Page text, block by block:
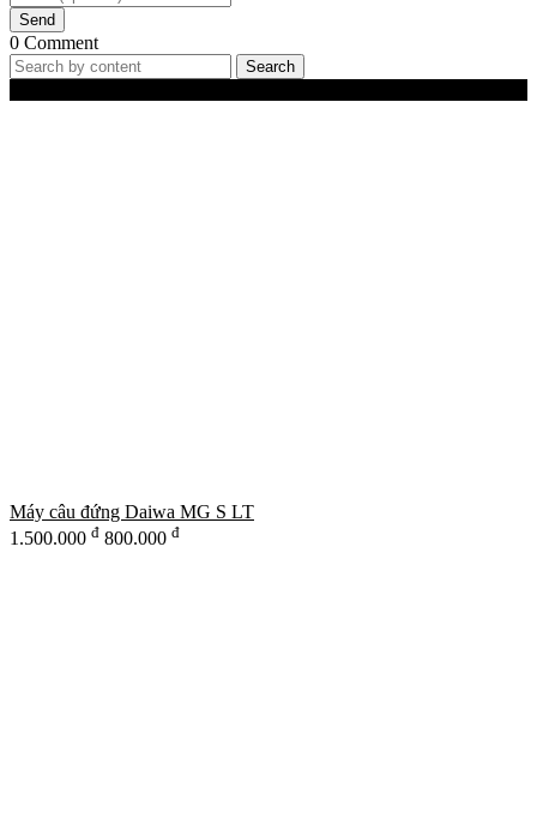
Send
0 Comment
Search
Máy câu đứng Daiwa MG S LT
1.500.000 đ 800.000 đ